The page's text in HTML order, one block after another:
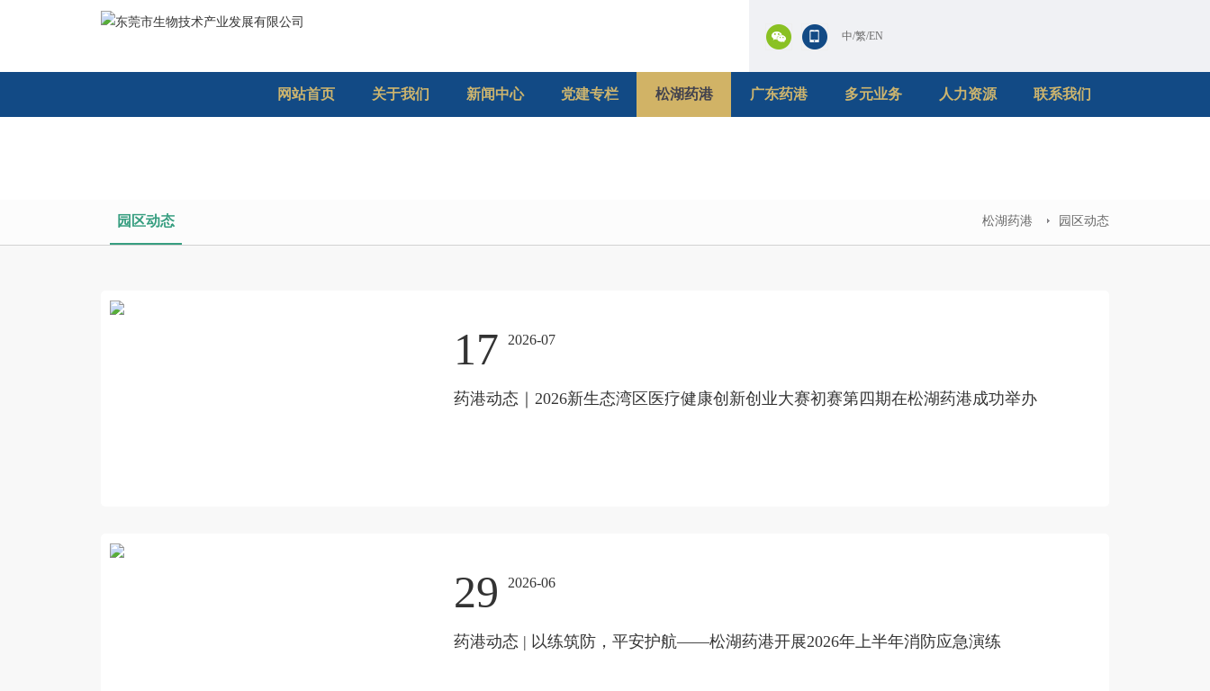
中/繁/EN
网站首页 关于我们 新闻中心 党建专栏 松湖药港 广东药港 多元业务 人力资源 联系我们
园区动态 松湖药港 园区动态
17 2026-07
药港动态｜2026新生态湾区医疗健康创新创业大赛初赛第四期在松湖药港成功举办
29 2026-06
药港动态 | 以练筑防，平安护航——松湖药港开展2026年上半年消防应急演练